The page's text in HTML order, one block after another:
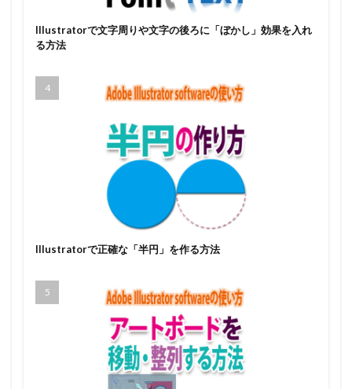
Illustratorで文字周りや文字の後ろに「ぼかし」効果を入れ
る方法
Illustratorで正確な「半円」を作る方法